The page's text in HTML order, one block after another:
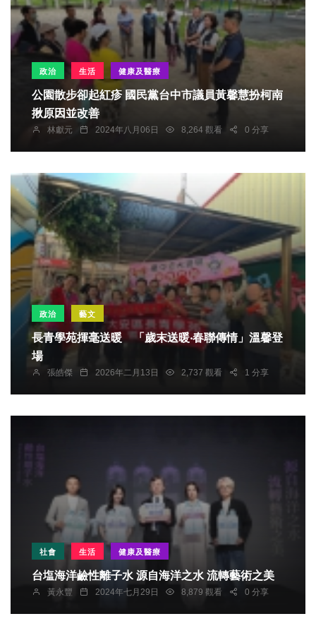
政治 生活 健康及醫療
公園散步卻起紅疹 國民黨台中市議員黃馨慧扮柯南
揪原因並改善
林獻元 2024年八月06日 8,264 觀看 0 分享
政治 藝文
長青學苑揮毫送暖 「歲末送暖‧春聯傳情」溫馨登
場
張皓傑 2026年二月13日 2,737 觀看 1 分享
社會 生活 健康及醫療
台塩海洋鹼性離子水 源自海洋之水 流轉藝術之美
黃永豐 2024年七月29日 8,879 觀看 0 分享